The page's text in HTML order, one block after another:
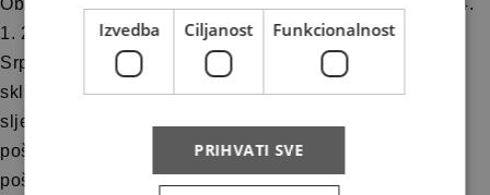
Obavještavamo korisnike naših usluga da je srijeda, 14.
1. 2026. godine neradni dan na području Republike
Srpske odnosno neradni je dan u Poštama Srpskim. U
skladu s tim rokovi dostave pošiljaka Brze pošte su
sljedeći: Prijam pošiljaka Brze Pošte u HP Mostar Brza
pošta na dostavi HP Mostar Brza pošta na dostavi BH
pošta Brza […]
Izvedba Ciljanost Funkcionalnost
PRIHVATI SVE